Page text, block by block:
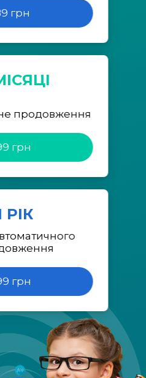
грн
продовження
грн
РІК
грн